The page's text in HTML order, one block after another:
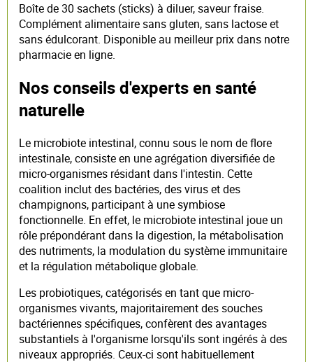
Boîte de 30 sachets (sticks) à diluer, saveur fraise.
Complément alimentaire sans gluten, sans lactose et
sans édulcorant. Disponible au meilleur prix dans notre
pharmacie en ligne.
Nos conseils d'experts en santé
naturelle
Le microbiote intestinal, connu sous le nom de flore
intestinale, consiste en une agrégation diversifiée de
micro-organismes résidant dans l'intestin. Cette
coalition inclut des bactéries, des virus et des
champignons, participant à une symbiose
fonctionnelle. En effet, le microbiote intestinal joue un
rôle prépondérant dans la digestion, la métabolisation
des nutriments, la modulation du système immunitaire
et la régulation métabolique globale.
Les probiotiques, catégorisés en tant que micro-
organismes vivants, majoritairement des souches
bactériennes spécifiques, confèrent des avantages
substantiels à l'organisme lorsqu'ils sont ingérés à des
niveaux appropriés. Ceux-ci sont habituellement